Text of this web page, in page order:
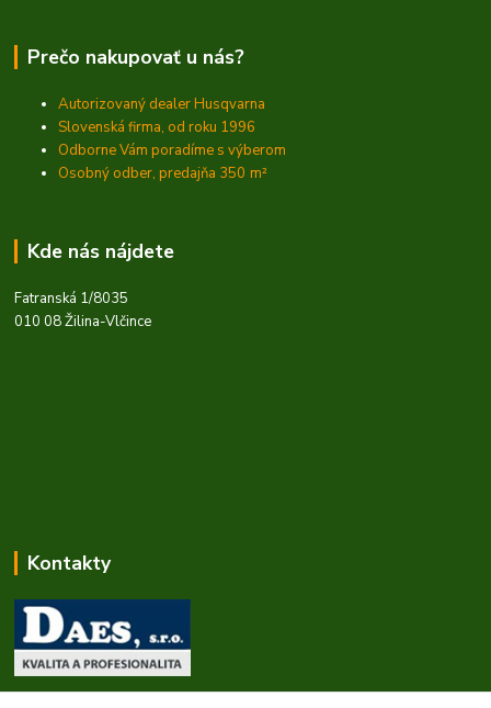
Prečo nakupovať u nás?
Autorizovaný dealer Husqvarna
Slovenská firma, od roku 1996
Odborne Vám poradíme s výberom
Osobný odber, predajňa 350 m²
Kde nás nájdete
Fatranská 1/8035
010 08 Žilina-Vlčince
Kontakty
Zákaznícka podpora daes.sk